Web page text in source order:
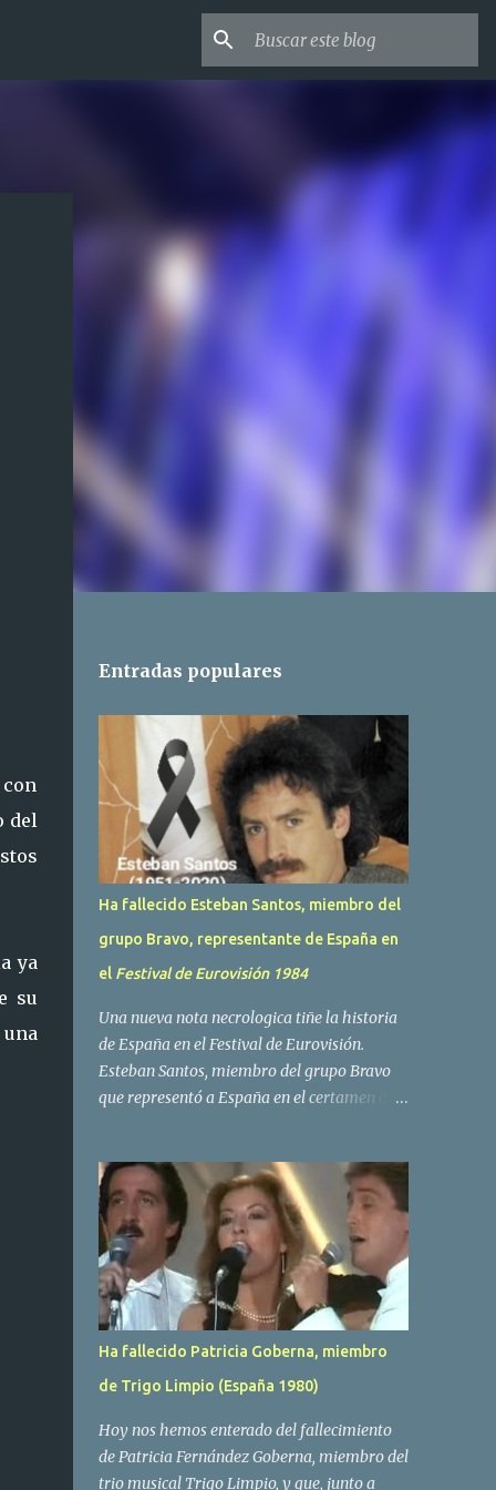
del
ya
su
Entradas populares
Ha fallecido Esteban Santos, miembro del
grupo Bravo, representante de España en
el Festival de Eurovisión 1984
Una nueva nota necrologica tiñe la historia
de España en el Festival de Eurovisión.
Esteban Santos, miembro del grupo Bravo
que representó a España en el certamen del
su compañera y principal vocalista en la
formación musical, Amaya Saizar, la que ha
dado a conocer la noticia al publico a traves
de las redes sociales. Nacido en Tolosa en
1951, durante su epoca universitaria en la
carrera de empresariales conoció al
estudiante de medicina Luis Villar,
comenzando a actuar juntos,Santos a la
guitarra y Villar al piano, sin atreverse a dar
esto cambió gracias a la propia Amaia
Saizar, que tras su abandono de Trigo
Ha fallecido Patricia Goberna, miembro
de Trigo Limpio (España 1980)
Hoy nos hemos enterado del fallecimiento
de Patricia Fernández Goberna, miembro del
trio musical Trigo Limpio, y que, junto a